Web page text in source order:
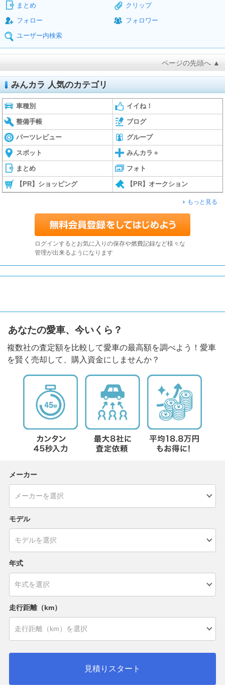
まとめ
クリップ
フォロー
フォロワー
ユーザー内検索
ページの先頭へ ▲
みんカラ 人気のカテゴリ
車種別 イイね！
整備手帳 ブログ
パーツレビュー グループ
スポット みんカラ＋
まとめ フォト
【PR】ショッピング 【PR】オークション
もっと見る
ログインするとお気に入りの保存や燃費記録など様々な
管理が出来るようになります
あなたの愛車、今いくら？
複数社の査定額を比較して愛車の最高額を調べよう！愛車
を賢く売却して、購入資金にしませんか？
メーカー
モデル
年式
走行距離（km）
見積りスタート